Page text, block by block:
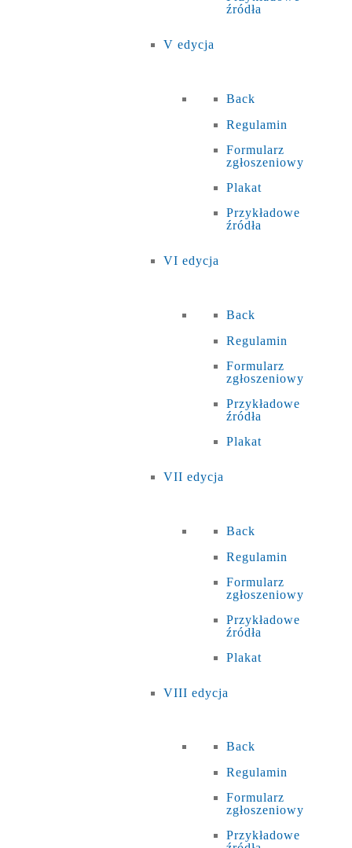
źródła
V edycja
Back
Regulamin
Formularz
zgłoszeniowy
Plakat
Przykładowe
źródła
VI edycja
Back
Regulamin
Formularz
zgłoszeniowy
Przykładowe
źródła
Plakat
VII edycja
Back
Regulamin
Formularz
zgłoszeniowy
Przykładowe
źródła
Plakat
VIII edycja
Back
Regulamin
Formularz
zgłoszeniowy
Przykładowe